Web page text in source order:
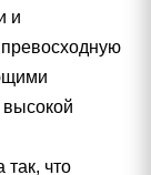
и
так, что